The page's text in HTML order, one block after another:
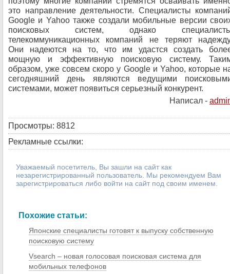
это направление деятельности. Специалисты
Google и Yahoo также создали мобильные версии
поисковых систем, однако
телекоммуникационных компаний не теряют
Они надеются на то, что им удастся создать
мощную и эффективную поисковую систему.
образом, уже совсем скоро у Google и Yahoo, которые
сегодняшний день являются ведущими
системами, может появиться серьезный конкурент.
Написал -
Просмотры: 8812
Рекламные ссылки:
Уважаемый посетитель, Вы зашли на сайт как
незарегистрированный пользователь. Мы рекомендуем Вам
зарегистрироваться либо войти на сайт под своим именем.
Похожие статьи:
Японские специалисты готовят к выпуску собственную
поисковую систему
Vsearch – новая голосовая поисковая система для
мобильных телефонов